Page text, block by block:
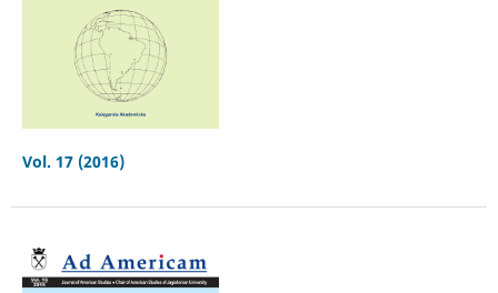
Vol. 17 (2016)